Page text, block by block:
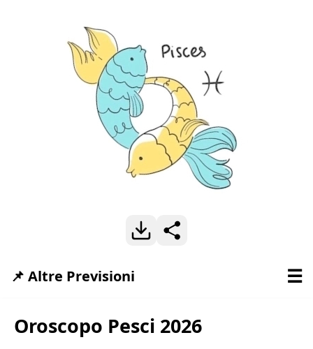
Oroscopo Pesci 2026
📌 Altre Previsioni ☰